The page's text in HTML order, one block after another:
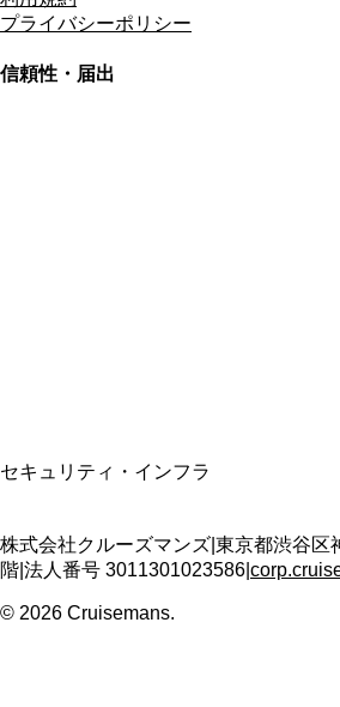
プライバシーポリシー
信頼性・届出
セキュリティ・インフラ
株式会社クルーズマンズ 東京都渋谷区
階 法人番号 3011301023586
© 2026 Cruisemans.